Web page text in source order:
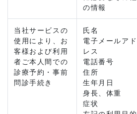
の情報
当社サービスの
使用により、お
客様および利用
者ご本人間での
診療予約・事前
問診手続き
氏名
電子メールアド
レス
電話番号
住所
生年月日
身長、体重
症状